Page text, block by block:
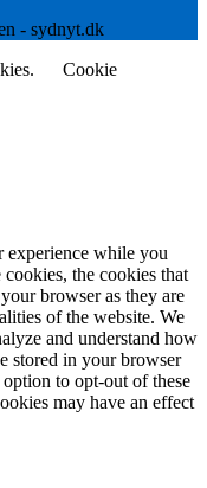
- sydnyt.dk
Cookie
experience while you
the cookies that
browser as they are
of the website. We
and understand how
stored in your browser
to opt-out of these
may have an effect